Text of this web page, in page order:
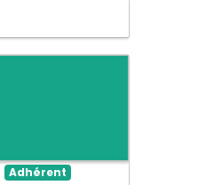
Adhérent